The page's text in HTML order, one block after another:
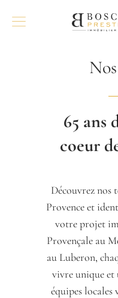
Nos
65 ans
coeur
Découvrez nos
Provence et
votre projet
Provençale au
au Luberon,
vivre unique et
équipes locales